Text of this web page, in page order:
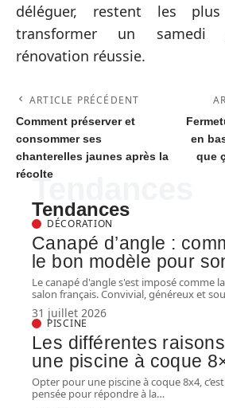
déléguer, restent les
transformer un samedi
rénovation réussie.
ARTICLE PRÉCÉDENT
Comment préserver et
consommer ses
chanterelles jaunes après la
récolte
en
que
Tendances
Tendances
DÉCORATION
Canapé d’angle :
le bon modèle pour
Le canapé d'angle s'est imposé comme
salon français. Convivial, généreux et
31 juillet 2026
PISCINE
Les différentes
une piscine à coque
Opter pour une piscine à coque 8x4,
pensée pour répondre à la…